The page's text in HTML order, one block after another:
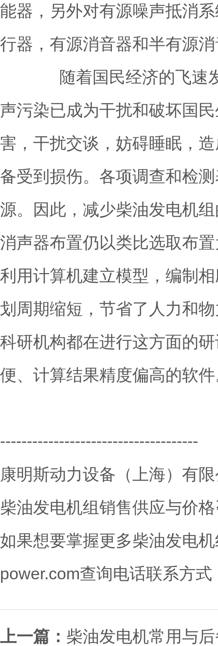
能器，另外对有源噪声抵消
行器，有源消音器和半有源
随着国民经济的飞速发展
声污染已成为干扰和破坏国
害，干扰交谈，妨碍睡眠，
备受到损伤。各项调查和检
源。因此，减少柴油发电机
消声器布置仍以类比选取布
利用计算机建立模型，编制
划周期缩短，节省了人力和
科研机构都在进行这方面的
便、计算结果精度偏高的软
-------------------------------------
康明斯动力设备（上海）有
柴油发电机组销售供应与价
如果想要掌握更多柴油发电
power.com查询电话联系方式
上一篇： 柴油发电机常用与